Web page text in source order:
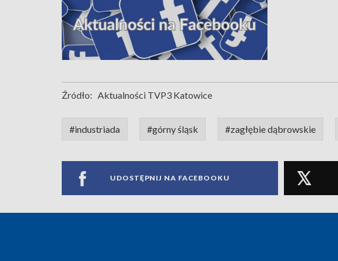
Źródło: Aktualności TVP3 Katowice
#industriada #górny śląsk #zagłębie dąbrowskie
UDOSTĘPNIJ NA FACEBOOKU